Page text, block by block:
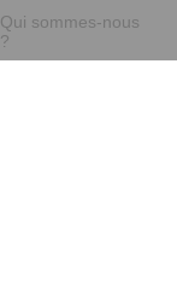
Qui sommes-nous
?